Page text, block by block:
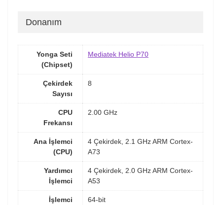
Donanım
Yonga Seti
(Chipset)
Mediatek Helio P70
Çekirdek
Sayısı
8
CPU
Frekansı
2.00 GHz
Ana İşlemci
(CPU)
4 Çekirdek, 2.1 GHz ARM Cortex-
A73
Yardımcı
İşlemci
4 Çekirdek, 2.0 GHz ARM Cortex-
A53
İşlemci
64-bit